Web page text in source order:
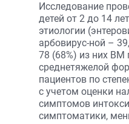
Исследование
детей от 2 до 14
этиологии
арбовирус-ной –
78 (68%) из них ВМ
среднетяжелой
пациентов по
с учетом оценки
симптомов
симптоматики,